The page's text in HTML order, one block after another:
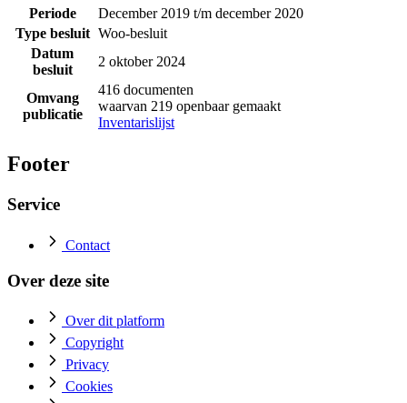
Periode
December 2019 t/m december 2020
Type besluit Woo-besluit
Datum
besluit
2 oktober 2024
Omvang
publicatie
416 documenten
waarvan 219 openbaar gemaakt
Inventarislijst
Footer
Service
Contact
Over deze site
Over dit platform
Copyright
Privacy
Cookies